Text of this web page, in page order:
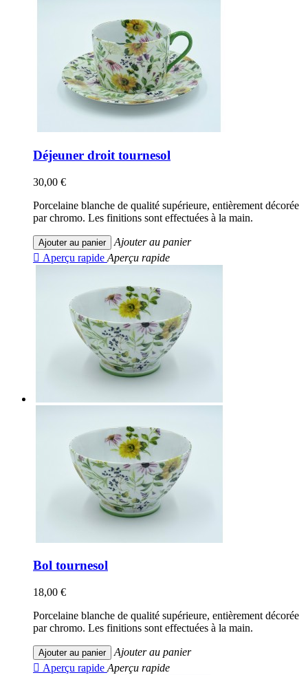
Déjeuner droit tournesol
30,00 €
Porcelaine blanche de qualité supérieure, entièrement décorée
par chromo. Les finitions sont effectuées à la main.
Ajouter au panier
Ajouter au panier
 Aperçu rapide Aperçu rapide
Bol tournesol
18,00 €
Porcelaine blanche de qualité supérieure, entièrement décorée
par chromo. Les finitions sont effectuées à la main.
Ajouter au panier
Ajouter au panier
 Aperçu rapide Aperçu rapide